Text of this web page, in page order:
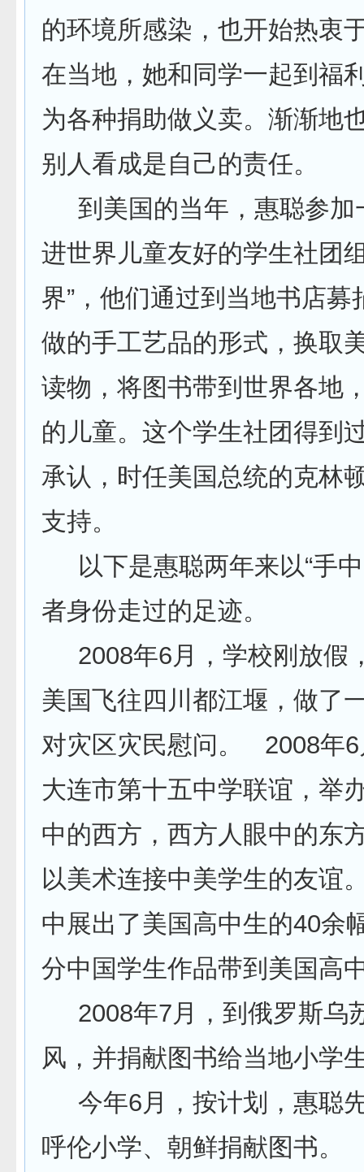
的环境所感染，也开始热衷
在当地，她和同学一起到福
为各种捐助做义卖。渐渐地
别人看成是自己的责任。
到美国的当年，惠聪参加
进世界儿童友好的学生社团
界”，他们通过到当地书店募
做的手工艺品的形式，换取
读物，将图书带到世界各地
的儿童。这个学生社团得到
承认，时任美国总统的克林
支持。
以下是惠聪两年来以“手中
者身份走过的足迹。
2008年6月，学校刚放假
美国飞往四川都江堰，做了
对灾区灾民慰问。 2008年6
大连市第十五中学联谊，举
中的西方，西方人眼中的东
以美术连接中美学生的友谊
中展出了美国高中生的40余
分中国学生作品带到美国高
2008年7月，到俄罗斯乌
风，并捐献图书给当地小学
今年6月，按计划，惠聪
呼伦小学、朝鲜捐献图书。